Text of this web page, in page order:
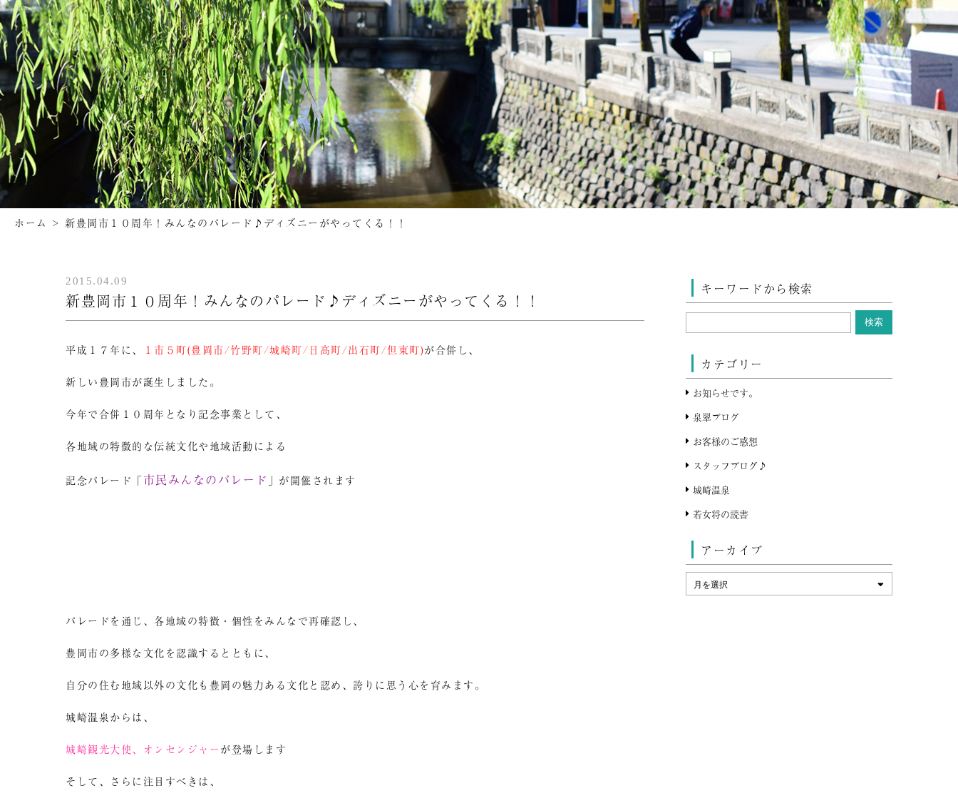
ホーム > 新豊岡市１０周年！みんなのパレード♪ディズニーがやってくる！！
2015.04.09
新豊岡市１０周年！みんなのパレード♪ディズニーがやってくる！！
平成１７年に、 １市５町(豊岡市/竹野町/城崎町/日高町/出石町/但東町)が合併し、
新しい豊岡市が誕生しました。
今年で合併１０周年となり記念事業として、
各地域の特徴的な伝統文化や地域活動による
記念パレード「 市民みんなのパレード 」が開催されます
パレードを通じ、各地域の特徴・個性をみんなで再確認し、
豊岡市の多様な文化を認識するとともに、
自分の住む地域以外の文化も豊岡の魅力ある文化と認め、誇りに思う心を育みます。
城崎温泉からは、
城崎観光大使、オンセンジャー が登場します
そして、さらに注目すべきは、
キーワードから検索
カテゴリー
お知らせです。
泉翠ブログ
お客様のご感想
スタッフブログ♪
城崎温泉
若女将の読書
アーカイブ